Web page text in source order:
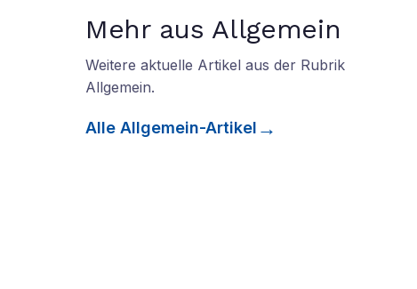
Mehr aus Allgemein
Weitere aktuelle Artikel aus der Rubrik
Allgemein.
Alle Allgemein-Artikel